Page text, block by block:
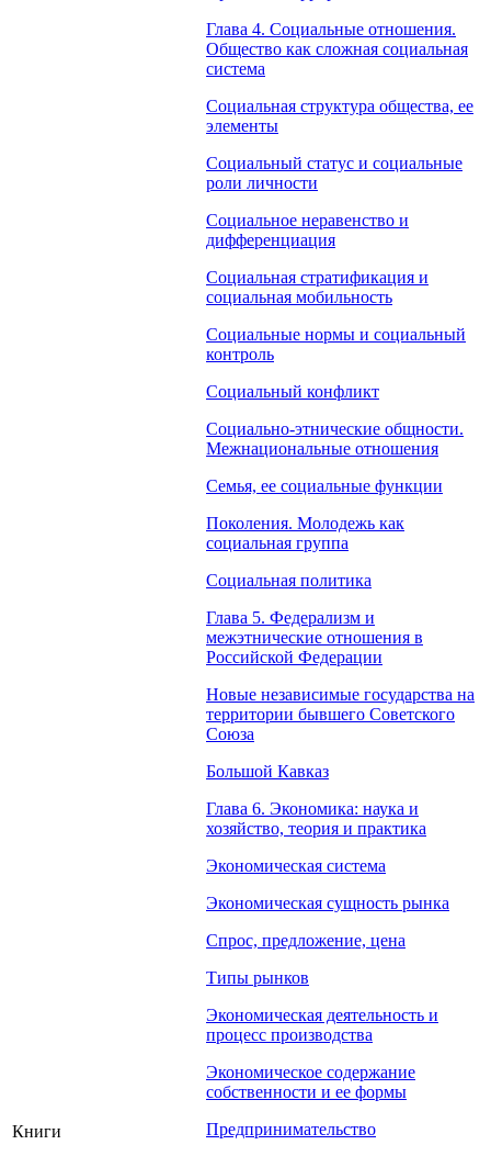
Книги
Глава 4. Социальные отношения.
Общество как сложная социальная
система
Социальная структура общества, ее
элементы
Социальный статус и социальные
роли личности
Социальное неравенство и
дифференциация
Социальная стратификация и
социальная мобильность
Социальные нормы и социальный
контроль
Социальный конфликт
Социально-этнические общности.
Межнациональные отношения
Семья, ее социальные функции
Поколения. Молодежь как
социальная группа
Социальная политика
Глава 5. Федерализм и
межэтнические отношения в
Российской Федерации
Новые независимые государства на
территории бывшего Советского
Союза
Большой Кавказ
Глава 6. Экономика: наука и
хозяйство, теория и практика
Экономическая система
Экономическая сущность рынка
Спрос, предложение, цена
Типы рынков
Экономическая деятельность и
процесс производства
Экономическое содержание
собственности и ее формы
Предпринимательство